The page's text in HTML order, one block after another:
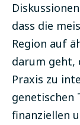
dass die
Region auf
darum geht,
Praxis zu
genetischen
finanziellen